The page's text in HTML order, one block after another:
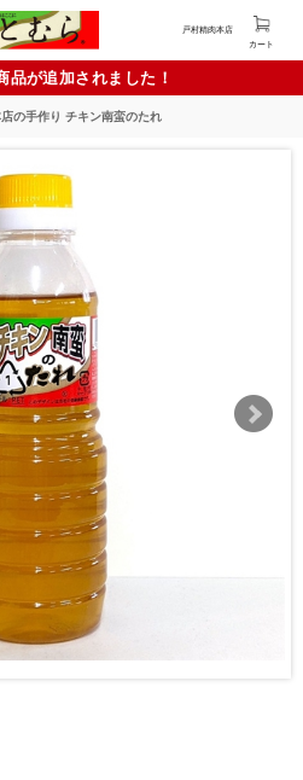
戸村精肉本店
カート
品が追加されました！
店の手作り チキン南蛮のたれ